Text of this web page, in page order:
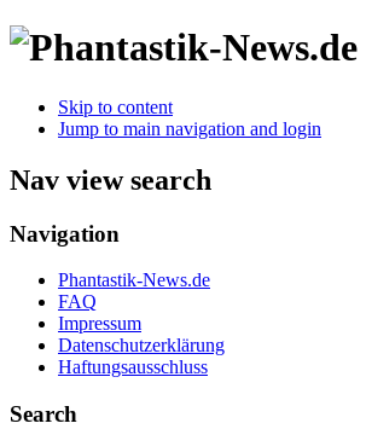
Skip to content
Jump to main navigation and login
Nav view search
Navigation
Phantastik-News.de
FAQ
Impressum
Datenschutzerklärung
Haftungsausschluss
Search